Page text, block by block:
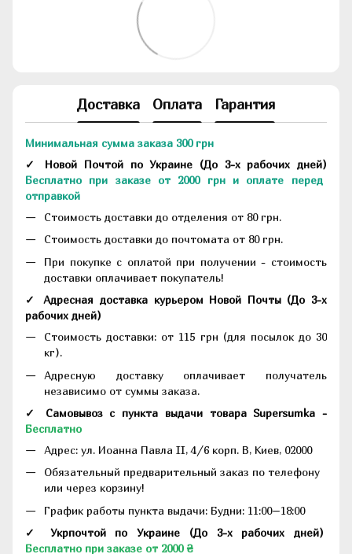
Доставка Оплата Гарантия
Минимальная сумма заказа 300 грн
✓ Новой Почтой по Украине (До 3-х рабочих дней)
Бесплатно при заказе от 2000 грн и оплате перед
отправкой
Стоимость доставки до отделения от 80 грн.
Стоимость доставки до почтомата от 80 грн.
При покупке с оплатой при получении - стоимость
доставки оплачивает покупатель!
✓ Адресная доставка курьером Новой Почты (До 3-х
рабочих дней)
Стоимость доставки: от 115 грн (для посылок до 30
кг).
Адресную доставку оплачивает получатель
независимо от суммы заказа.
✓ Самовывоз с пункта выдачи товара Supersumka -
Бесплатно
Адрес: ул. Иоанна Павла II, 4/6 корп. В, Киев, 02000
Обязательный предварительный заказ по телефону
или через корзину!
График работы пункта выдачи: Будни: 11:00–18:00
✓ Укрпочтой по Украине (До 3-х рабочих дней)
Бесплатно при заказе от 2000 ₴